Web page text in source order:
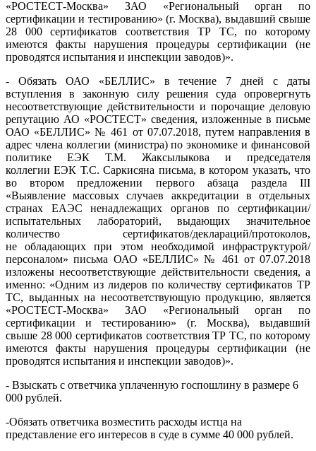
«РОСТЕСТ-Москва» ЗАО «Региональный орган по
сертификации и тестированию» (г. Москва), выдавший свыше
28 000 сертификатов соответствия ТР ТС, по которому
имеются факты нарушения процедуры сертификации (не
проводятся испытания и инспекции заводов)».
- Обязать ОАО «БЕЛЛИС» в течение 7 дней с даты
вступления в законную силу решения суда опровергнуть
несоответствующие действительности и порочащие деловую
репутацию АО «РОСТЕСТ» сведения, изложенные в письме
ОАО «БЕЛЛИС» № 461 от 07.07.2018, путем направления в
адрес члена коллегии (министра) по экономике и финансовой
политике ЕЭК Т.М. Жаксылыкова и председателя
коллегии ЕЭК Т.С. Саркисяна письма, в котором указать, что
во втором предложении первого абзаца раздела III
«Выявление массовых случаев аккредитации в отдельных
странах ЕАЭС ненадлежащих органов по сертификации/
испытательных лабораторий, выдающих значительное
количество сертификатов/деклараций/протоколов,
не обладающих при этом необходимой инфраструктурой/
персоналом» письма ОАО «БЕЛЛИС» № 461 от 07.07.2018
изложены несоответствующие действительности сведения, а
именно: «Одним из лидеров по количеству сертификатов ТР
ТС, выданных на несоответствующую продукцию, является
«РОСТЕСТ-Москва» ЗАО «Региональный орган по
сертификации и тестированию» (г. Москва), выдавший
свыше 28 000 сертификатов соответствия ТР ТС, по которому
имеются факты нарушения процедуры сертификации (не
проводятся испытания и инспекции заводов)».
- Взыскать с ответчика уплаченную госпошлину в размере 6
000 рублей.
-Обязать ответчика возместить расходы истца на
представление его интересов в суде в сумме 40 000 рублей.